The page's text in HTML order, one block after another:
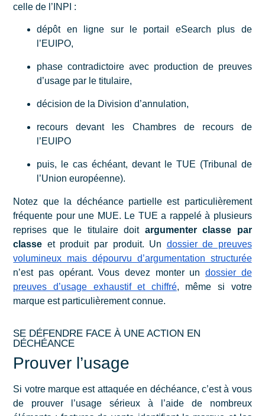
celle de l’INPI :
dépôt en ligne sur le portail eSearch plus de
l’EUIPO,
phase contradictoire avec production de preuves
d’usage par le titulaire,
décision de la Division d’annulation,
recours devant les Chambres de recours de
l’EUIPO
puis, le cas échéant, devant le TUE (Tribunal de
l’Union européenne).
Notez que la déchéance partielle est particulièrement
fréquente pour une MUE. Le TUE a rappelé à plusieurs
reprises que le titulaire doit argumenter classe par
classe et produit par produit. Un dossier de preuves
volumineux mais dépourvu d’argumentation structurée
n’est pas opérant. Vous devez monter un dossier de
preuves d’usage exhaustif et chiffré, même si votre
marque est particulièrement connue.
SE DÉFENDRE FACE À UNE ACTION EN
DÉCHÉANCE
Prouver l’usage
Si votre marque est attaquée en déchéance, c’est à vous
de prouver l’usage sérieux à l’aide de nombreux